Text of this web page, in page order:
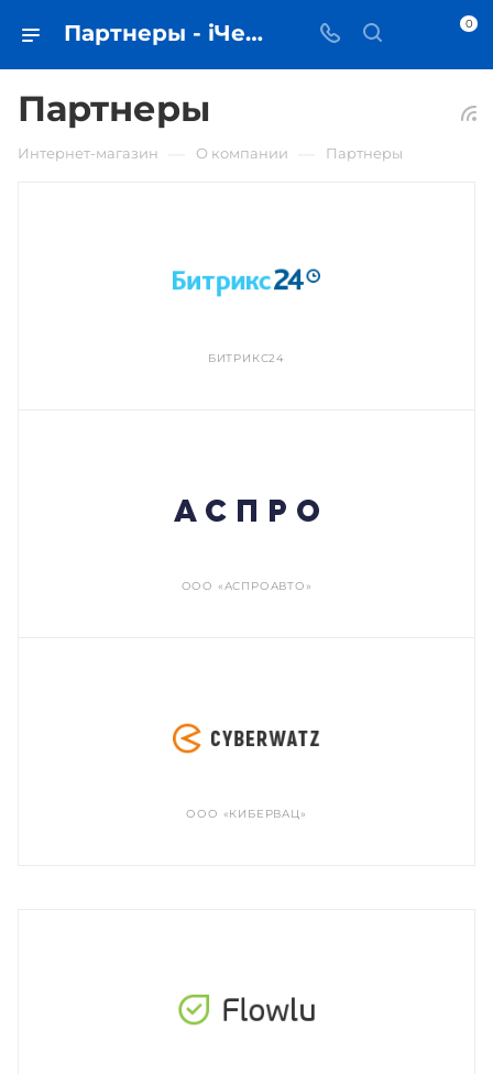
Партнеры - iЧехол 0
Партнеры
Интернет-магазин О компании Партнеры
БИТРИКС24
ООО «АСПРОАВТО»
ООО «КИБЕРВАЦ»